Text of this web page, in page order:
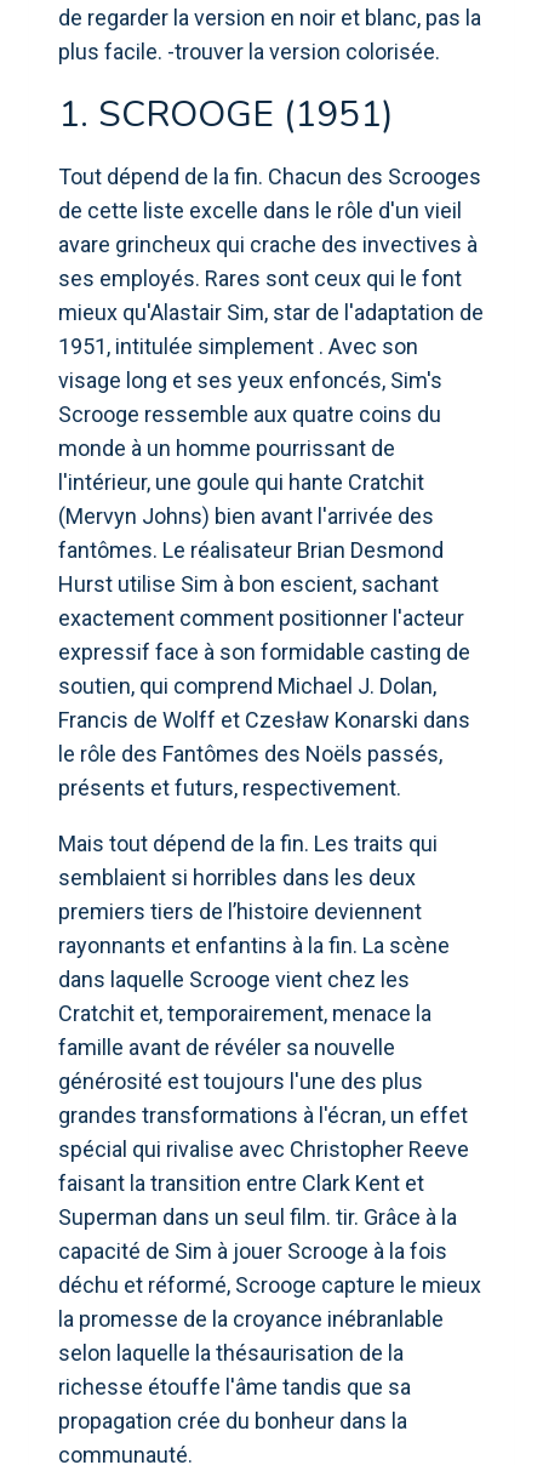
de regarder la version en noir et blanc, pas la
plus facile. -trouver la version colorisée.
1. SCROOGE (1951)
Tout dépend de la fin. Chacun des Scrooges
de cette liste excelle dans le rôle d'un vieil
avare grincheux qui crache des invectives à
ses employés. Rares sont ceux qui le font
mieux qu'Alastair Sim, star de l'adaptation de
1951, intitulée simplement . Avec son
visage long et ses yeux enfoncés, Sim's
Scrooge ressemble aux quatre coins du
monde à un homme pourrissant de
l'intérieur, une goule qui hante Cratchit
(Mervyn Johns) bien avant l'arrivée des
fantômes. Le réalisateur Brian Desmond
Hurst utilise Sim à bon escient, sachant
exactement comment positionner l'acteur
expressif face à son formidable casting de
soutien, qui comprend Michael J. Dolan,
Francis de Wolff et Czesław Konarski dans
le rôle des Fantômes des Noëls passés,
présents et futurs, respectivement.
Mais tout dépend de la fin. Les traits qui
semblaient si horribles dans les deux
premiers tiers de l’histoire deviennent
rayonnants et enfantins à la fin. La scène
dans laquelle Scrooge vient chez les
Cratchit et, temporairement, menace la
famille avant de révéler sa nouvelle
générosité est toujours l'une des plus
grandes transformations à l'écran, un effet
spécial qui rivalise avec Christopher Reeve
faisant la transition entre Clark Kent et
Superman dans un seul film. tir. Grâce à la
capacité de Sim à jouer Scrooge à la fois
déchu et réformé, Scrooge capture le mieux
la promesse de la croyance inébranlable
selon laquelle la thésaurisation de la
richesse étouffe l'âme tandis que sa
propagation crée du bonheur dans la
communauté.